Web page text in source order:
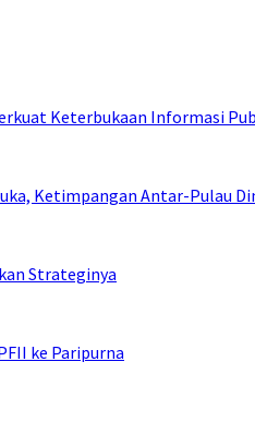
Keterbukaan Informasi
Ketimpangan Antar-Pulau
Strateginya
ke Paripurna